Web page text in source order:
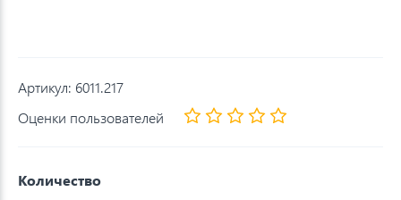
Артикул: 6011.217
Оценки пользователей
Количество